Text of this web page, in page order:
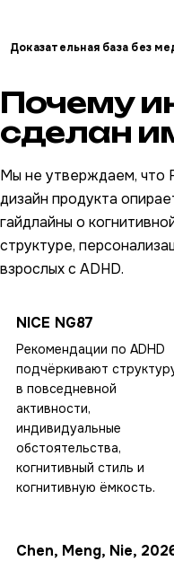
Доказательная база без
Почему
сделан
Мы не утверждаем, что
дизайн продукта
гайдлайны о
структуре,
взрослых с ADHD.
NICE NG87
Рекомендации по ADHD
подчёркивают
в повседневной
активности,
индивидуальные
обстоятельства,
когнитивный стиль и
когнитивную ёмкость.
Chen, Meng, Nie,